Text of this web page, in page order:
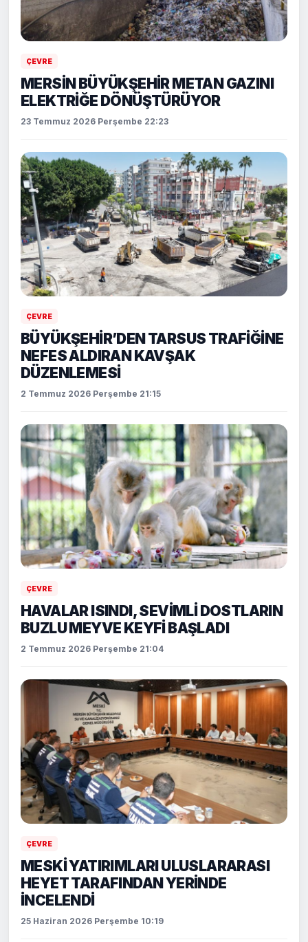
ÇEVRE
MERSİN BÜYÜKŞEHİR METAN GAZINI
ELEKTRİĞE DÖNÜŞTÜRÜYOR
23 Temmuz 2026 Perşembe 22:23
ÇEVRE
BÜYÜKŞEHİR’DEN TARSUS TRAFİĞİNE
NEFES ALDIRAN KAVŞAK
DÜZENLEMESİ
2 Temmuz 2026 Perşembe 21:15
ÇEVRE
HAVALAR ISINDI, SEVİMLİ DOSTLARIN
BUZLU MEYVE KEYFİ BAŞLADI
2 Temmuz 2026 Perşembe 21:04
ÇEVRE
MESKİ YATIRIMLARI ULUSLARARASI
HEYET TARAFINDAN YERİNDE
İNCELENDİ
25 Haziran 2026 Perşembe 10:19